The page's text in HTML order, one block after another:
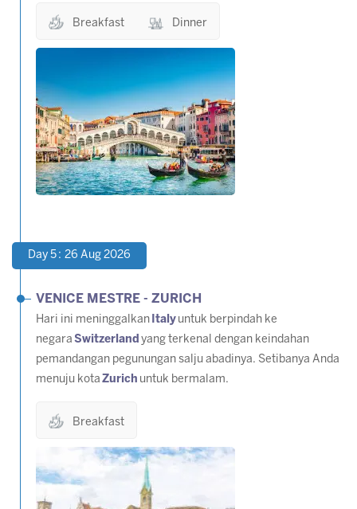
Breakfast Dinner
Day 5 : 26 Aug 2026
VENICE MESTRE - ZURICH
Hari ini meninggalkan Italy untuk berpindah ke
negara Switzerland yang terkenal dengan keindahan
pemandangan pegunungan salju abadinya. Setibanya Anda
menuju kota Zurich untuk bermalam.
Breakfast